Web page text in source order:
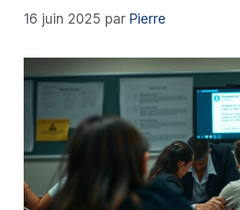
16 juin 2025 par Pierre